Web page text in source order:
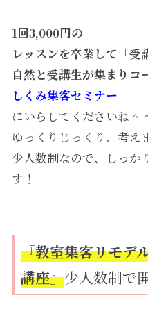
1回3,000円の
レッスンを卒業して 「
自然と受講生が集まり コ
しくみ集客セミナー
にいらしてくださいね＾
ゆっくりじっくり、考え
少人数制なので、しっか
す！
『教室集客リモデ
講座』少人数制で